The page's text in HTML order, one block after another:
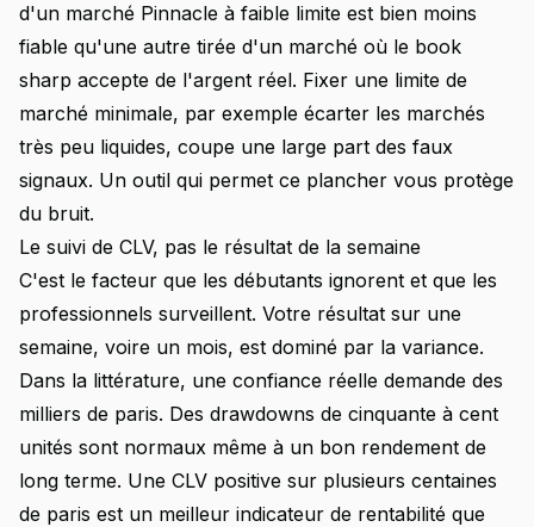
d'un marché Pinnacle à faible limite est bien moins
fiable qu'une autre tirée d'un marché où le book
sharp accepte de l'argent réel. Fixer une limite de
marché minimale, par exemple écarter les marchés
très peu liquides, coupe une large part des faux
signaux. Un outil qui permet ce plancher vous protège
du bruit.
Le suivi de CLV, pas le résultat de la semaine
C'est le facteur que les débutants ignorent et que les
professionnels surveillent. Votre résultat sur une
semaine, voire un mois, est dominé par la variance.
Dans la littérature, une confiance réelle demande des
milliers de paris. Des drawdowns de cinquante à cent
unités sont normaux même à un bon rendement de
long terme. Une CLV positive sur plusieurs centaines
de paris est un meilleur indicateur de rentabilité que